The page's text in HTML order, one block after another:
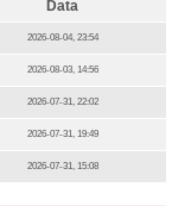
Data
2026-08-04, 23:54
2026-08-03, 14:56
2026-07-31, 22:02
2026-07-31, 19:49
2026-07-31, 15:08